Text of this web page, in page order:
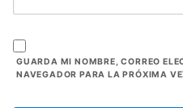
GUARDA MI NOMBRE, CORREO
NAVEGADOR PARA LA PRÓXIMA